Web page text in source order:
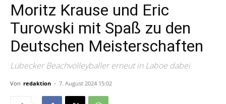
Moritz Krause und Eric
Turowski mit Spaß zu den
Deutschen Meisterschaften
Lübecker Beachvolleyballer erneut in Laboe dabei
Von redaktion - 7. August 2024 15:02